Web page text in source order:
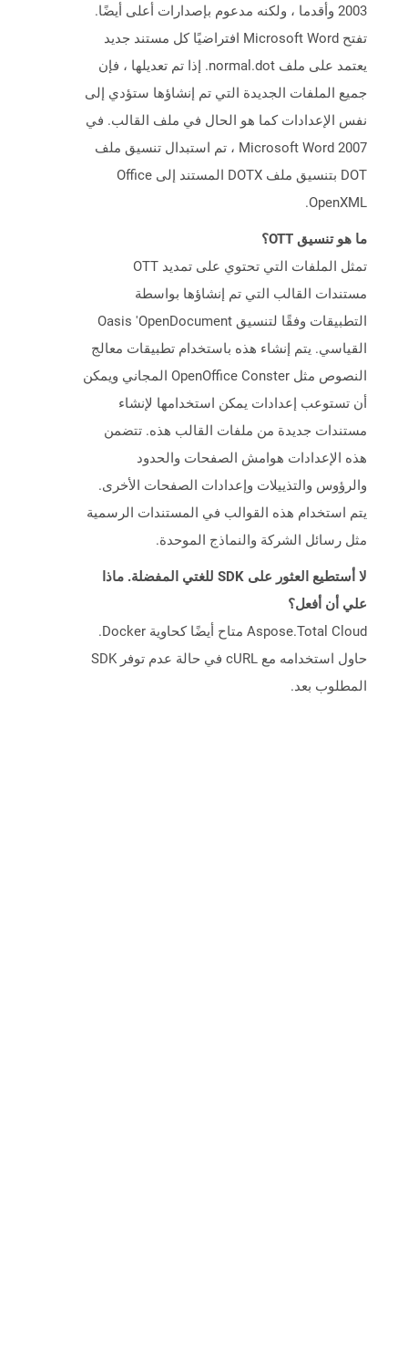
2003 وأقدما ، ولكنه مدعوم بإصدارات أعلى أيضًا.
تفتح Microsoft Word افتراضيًا كل مستند جديد
يعتمد على ملف normal.dot. إذا تم تعديلها ، فإن
جميع الملفات الجديدة التي تم إنشاؤها ستؤدي إلى
نفس الإعدادات كما هو الحال في ملف القالب. في
Microsoft Word 2007 ، تم استبدال تنسيق ملف
DOT بتنسيق ملف DOTX المستند إلى Office
OpenXML.
ما هو تنسيق OTT؟
تمثل الملفات التي تحتوي على تمديد OTT
مستندات القالب التي تم إنشاؤها بواسطة
التطبيقات وفقًا لتنسيق Oasis 'OpenDocument
القياسي. يتم إنشاء هذه باستخدام تطبيقات معالج
النصوص مثل OpenOffice Conster المجاني ويمكن
أن تستوعب إعدادات يمكن استخدامها لإنشاء
مستندات جديدة من ملفات القالب هذه. تتضمن
هذه الإعدادات هوامش الصفحات والحدود
والرؤوس والتذييلات وإعدادات الصفحات الأخرى.
يتم استخدام هذه القوالب في المستندات الرسمية
مثل رسائل الشركة والنماذج الموحدة.
لا أستطيع العثور على SDK للغتي المفضلة. ماذا
علي أن أفعل؟
Aspose.Total Cloud متاح أيضًا كحاوية Docker.
حاول استخدامه مع cURL في حالة عدم توفر SDK
المطلوب بعد.